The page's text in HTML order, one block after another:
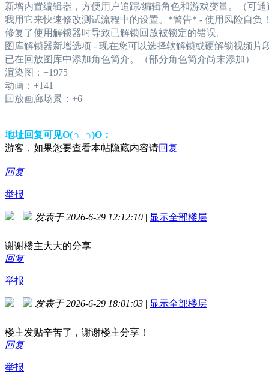
新增内置编辑器，方便用户追踪/编辑角色和游戏变量。（可
我用它来快速修改测试流程中的设置。*警告* - 使用风险自负
修复了使用解锁器时导致已解锁回放被锁定的错误。
图库解锁器新增选项 - 现在您可以选择软解锁或硬解锁视频
已在回放图库中添加角色简介。（部分角色简介尚未添加）
渲染图：+1975
动画：+141
回放画廊场景：+6
地址回复可见O(∩_∩)O：
游客，如果您要查看本帖隐藏内容请回复
回复
举报
发表于 2026-6-29 12:12:10 | 显示全部楼层
谢谢楼主大大的分享
回复
举报
发表于 2026-6-29 18:01:03 | 显示全部楼层
楼主发贴辛苦了，谢谢楼主分享！
回复
举报